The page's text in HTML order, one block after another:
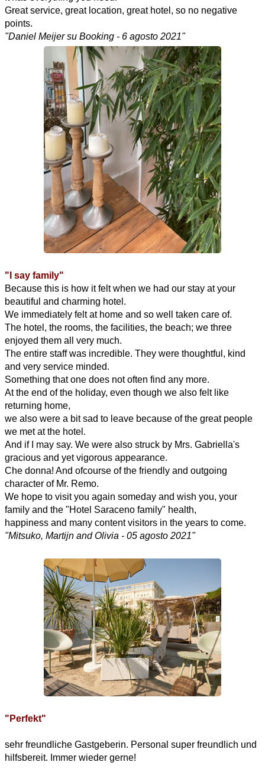
Great service, great location, great hotel, so no negative
points.
"Daniel Meijer su Booking - 6 agosto 2021"
"I say family"
Because this is how it felt when we had our stay at your
beautiful and charming hotel.
We immediately felt at home and so well taken care of.
The hotel, the rooms, the facilities, the beach; we three
enjoyed them all very much.
The entire staff was incredible. They were thoughtful, kind
and very service minded.
Something that one does not often find any more.
At the end of the holiday, even though we also felt like
returning home,
we also were a bit sad to leave because of the great people
we met at the hotel.
And if I may say. We were also struck by Mrs. Gabriella's
gracious and yet vigorous appearance.
Che donna! And ofcourse of the friendly and outgoing
character of Mr. Remo.
We hope to visit you again someday and wish you, your
family and the "Hotel Saraceno family" health,
happiness and many content visitors in the years to come.
"Mitsuko, Martijn and Olivia - 05 agosto 2021"
" Perfekt"
sehr freundliche Gastgeberin. Personal super freundlich und
hilfsbereit. Immer wieder gerne!